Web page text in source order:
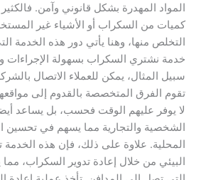
المواد المهدرة بشكل قانوني وآمن. فالكثير
كميات من السكراب أو الأشياء غير
التخلص منها، وهنا يأتي دور هذه الخدمة التي
خدمة نشتري السكراب بسهولة الإجراءات
سبيل المثال، يمكن للعملاء الاتصال
تقوم الفرق المتخصصة بالقدوم إلى
لا يوفر عليهم الوقت فحسب، بل يساعد
الشخصية والتجارية مما يسهم في تحسين
المحلية. علاوة على ذلك، فإن هذه الخدمة
البيئي من خلال إعادة تدوير السكراب، مما